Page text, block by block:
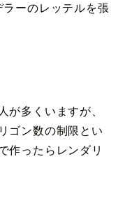
ーのレッテルを張
が多くいますが、
ゴン数の制限とい
作ったらレンダリ